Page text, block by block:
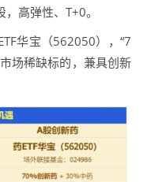
高弹性、T+0。
华宝（562050），“7
场稀缺标的，兼具创新